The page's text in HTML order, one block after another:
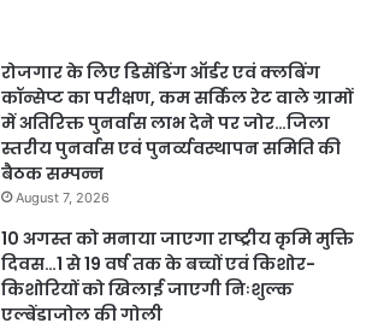
रोजगार के लिए डिसेंडिंग ऑर्डर एवं क्लबिंग
कॉन्सेप्ट का परीक्षण, कम सर्किल रेट वाले ग्रामों
में अतिरिक्त पुनर्वास लाभ देने पर जोर…जिला
स्तरीय पुनर्वास एवं पुनर्व्यवस्थापन समिति की
बैठक सम्पन्न
August 7, 2026
10 अगस्त को मनाया जाएगा राष्ट्रीय कृमि मुक्ति
दिवस…1 से 19 वर्ष तक के बच्चों एवं किशोर-
किशोरियों को खिलाई जाएगी निःशुल्क
एल्बेंडाजोल की गोली